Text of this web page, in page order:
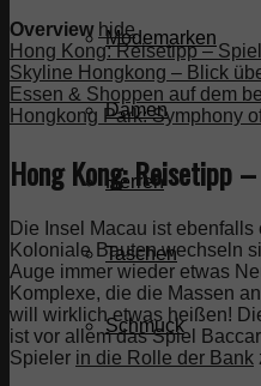
Modemarken
Damen
Herren
Taschen
Schmuck
Overview hide
Hong Kong: Reisetipp –
Skyline Hongkong – Blick
Essen & Shoppen auf dem
Hongkong Park: Symphony
Hong Kong: Reisetipp
Die Insel Macau ist
Koloniale Bauten wechseln
Auge immer wieder etwas
Komplexe, die die Massen
will wirklich etwas heißen!
ist vor allem das Spiel
Spieler in die Rolle der Bank